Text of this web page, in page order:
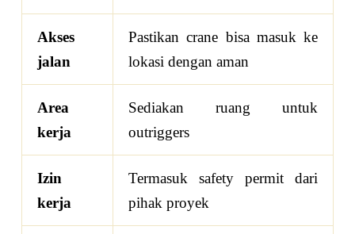
Akses
jalan
Pastikan crane bisa masuk ke
lokasi dengan aman
Area
kerja
Sediakan ruang untuk
outriggers
Izin
kerja
Termasuk safety permit dari
pihak proyek